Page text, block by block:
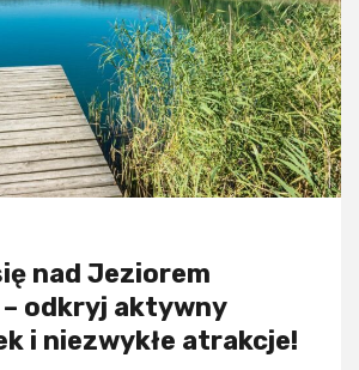
nad Jeziorem
odkryj aktywny
i niezwykłe atrakcje!